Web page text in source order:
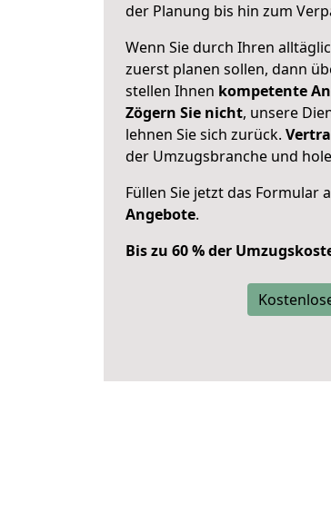
der Planung bis hin zum
Wenn Sie durch Ihren
zuerst planen sollen, dann
stellen Ihnen kompetente
Zögern Sie nicht, unsere
lehnen Sie sich zurück.
der Umzugsbranche und
Füllen Sie jetzt das Formular
Angebote.
Bis zu 60 % der